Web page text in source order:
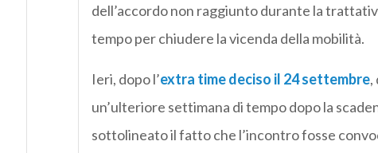
dell’accordo non raggiunto durante la
tempo per chiudere la vicenda della mobilità.
Ieri, dopo l’extra time deciso il 24 settembre,
un’ulteriore settimana di tempo dopo la
sottolineato il fatto che l’incontro fosse